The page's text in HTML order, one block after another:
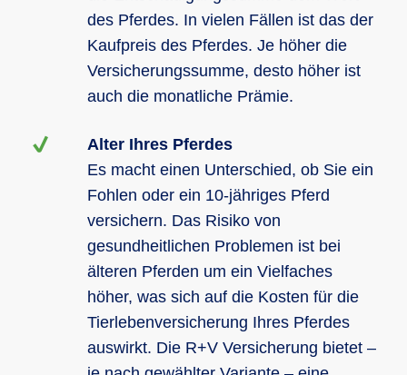
des Pferdes. In vielen Fällen ist das der
Kaufpreis des Pferdes. Je höher die
Versicherungssumme, desto höher ist
auch die monatliche Prämie.
Alter Ihres Pferdes
Es macht einen Unterschied, ob Sie ein
Fohlen oder ein 10-jähriges Pferd
versichern. Das Risiko von
gesundheitlichen Problemen ist bei
älteren Pferden um ein Vielfaches
höher, was sich auf die Kosten für die
Tierlebenversicherung Ihres Pferdes
auswirkt. Die R+V Versicherung bietet –